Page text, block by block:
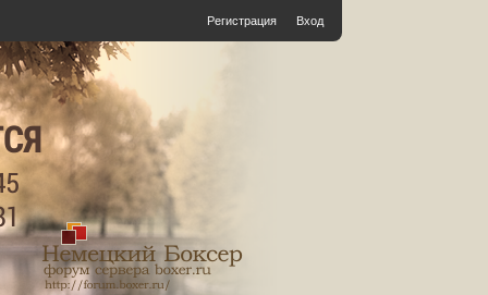
Регистрация Вход